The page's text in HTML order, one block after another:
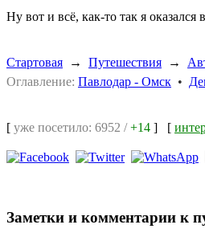
Ну вот и всё, как-то так я оказался
Стартовая → Путешествия →
Оглавление: Павлодар - Омск •
[ уже посетило: 6952 /+14 ] [
Заметки и комментарии к